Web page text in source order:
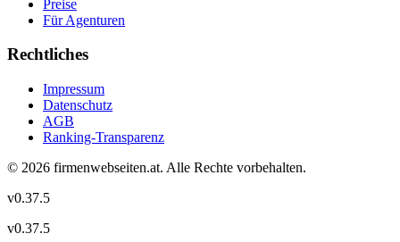
Preise
Für Agenturen
Rechtliches
Impressum
Datenschutz
AGB
Ranking-Transparenz
© 2026 firmenwebseiten.at. Alle Rechte vorbehalten.
v0.37.5
v0.37.5